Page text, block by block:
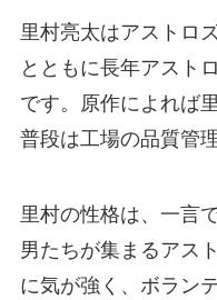
里村亮太はアストロ
とともに長年アスト
です。原作によれば
普段は工場の品質管
里村の性格は、一言
男たちが集まるアス
に気が強く、ボラン